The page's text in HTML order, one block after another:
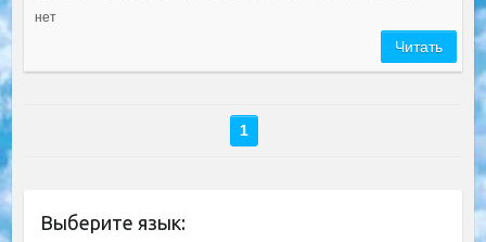
нет
Читать
1
Выберите язык: